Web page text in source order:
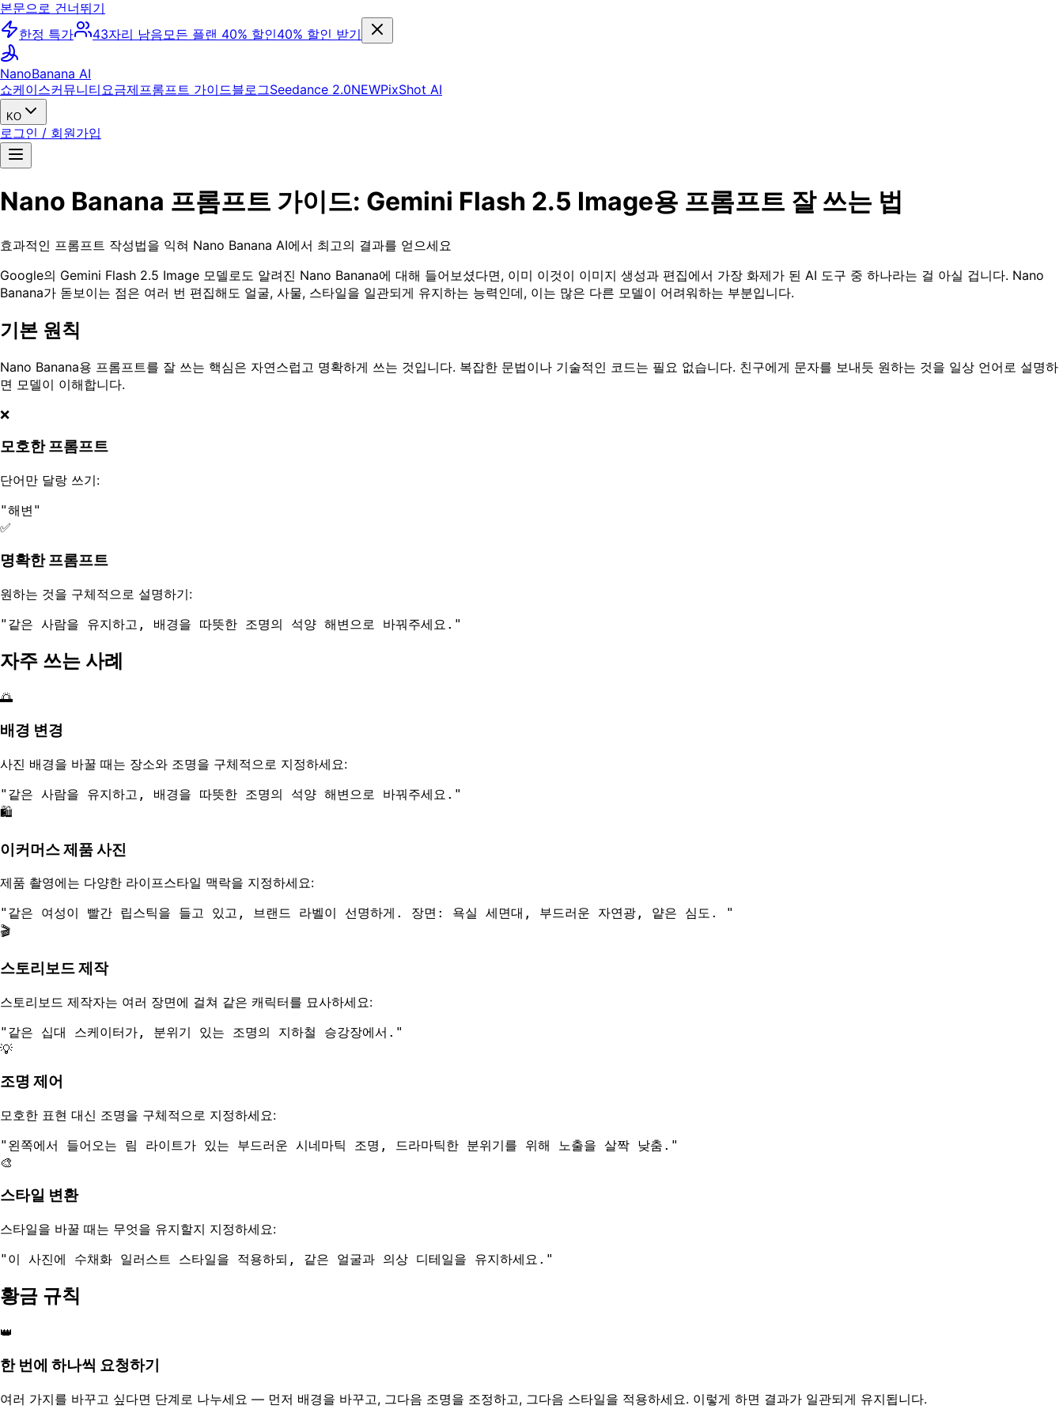
본문으로 건너뛰기
한정 특가
43자리 남음모든 플랜 40% 할인40% 할인 받기
NanoBanana AI
쇼케이스커뮤니티요금제프롬프트 가이드블로그Seedance 2.0NEWPixShot AI
KO
로그인 / 회원가입
Nano Banana 프롬프트 가이드: Gemini Flash 2.5 Image용 프롬프트 잘 쓰는 법
효과적인 프롬프트 작성법을 익혀 Nano Banana AI에서 최고의 결과를 얻으세요
Google의 Gemini Flash 2.5 Image 모델로도 알려진 Nano Banana에 대해 들어보셨다면, 이미 이것이 이미지 생성과 편집에서 가장 화제가 된 AI 도구 중 하나라는 걸 아실 겁니다. Nano
Banana가 돋보이는 점은 여러 번 편집해도 얼굴, 사물, 스타일을 일관되게 유지하는 능력인데, 이는 많은 다른 모델이 어려워하는 부분입니다.
기본 원칙
Nano Banana용 프롬프트를 잘 쓰는 핵심은 자연스럽고 명확하게 쓰는 것입니다. 복잡한 문법이나 기술적인 코드는 필요 없습니다. 친구에게 문자를 보내듯 원하는 것을 일상 언어로 설명하
면 모델이 이해합니다.
❌
모호한 프롬프트
단어만 달랑 쓰기:
"해변 "
✅
명확한 프롬프트
원하는 것을 구체적으로 설명하기:
" 같은 사람을 유지하고, 배경을 따뜻한 조명의 석양 해변으로 바꿔주세요. "
자주 쓰는 사례
🌅
배경 변경
사진 배경을 바꿀 때는 장소와 조명을 구체적으로 지정하세요:
" 같은 사람을 유지하고, 배경을 따뜻한 조명의 석양 해변으로 바꿔주세요. "
🛍️
이커머스 제품 사진
제품 촬영에는 다양한 라이프스타일 맥락을 지정하세요:
" 같은 여성이 빨간 립스틱을 들고 있고, 브랜드 라벨이 선명하게. 장면: 욕실 세면대, 부드러운 자연광, 얕은 심도. "
🎬
스토리보드 제작
스토리보드 제작자는 여러 장면에 걸쳐 같은 캐릭터를 묘사하세요:
" 같은 십대 스케이터가, 분위기 있는 조명의 지하철 승강장에서. "
💡
조명 제어
모호한 표현 대신 조명을 구체적으로 지정하세요:
" 왼쪽에서 들어오는 림 라이트가 있는 부드러운 시네마틱 조명, 드라마틱한 분위기를 위해 노출을 살짝 낮춤. "
🎨
스타일 변환
스타일을 바꿀 때는 무엇을 유지할지 지정하세요:
" 이 사진에 수채화 일러스트 스타일을 적용하되, 같은 얼굴과 의상 디테일을 유지하세요. "
황금 규칙
👑
한 번에 하나씩 요청하기
여러 가지를 바꾸고 싶다면 단계로 나누세요 — 먼저 배경을 바꾸고, 그다음 조명을 조정하고, 그다음 스타일을 적용하세요. 이렇게 하면 결과가 일관되게 유지됩니다.